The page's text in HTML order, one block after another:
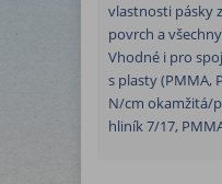
vlastnosti pásky
povrch a
Vhodné i pro
s plasty (PMMA,
N/cm okamžitá/
hliník 7/17,